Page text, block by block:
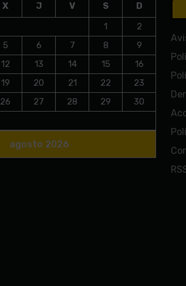
agosto 2026
X J V S
D
1
2
5 6 7 8
9
12 13 14 15
16
19 20 21 22
23
26 27 28 29
30